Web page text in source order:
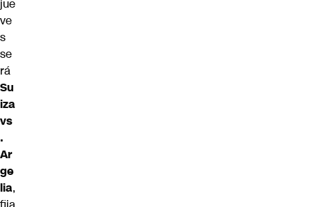
jue
ve
s
se
rá
Su
iza
vs
.
Ar
ge
lia,